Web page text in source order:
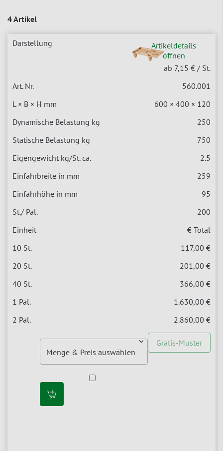
4 Artikel
Artikeldetails
öffnen
ab 7,15 € / St.
560.001
600 × 400 × 120
250
750
2.5
259
95
200
€ Total
117,00 €
201,00 €
366,00 €
1.630,00 €
2.860,00 €
Gratis-Muster